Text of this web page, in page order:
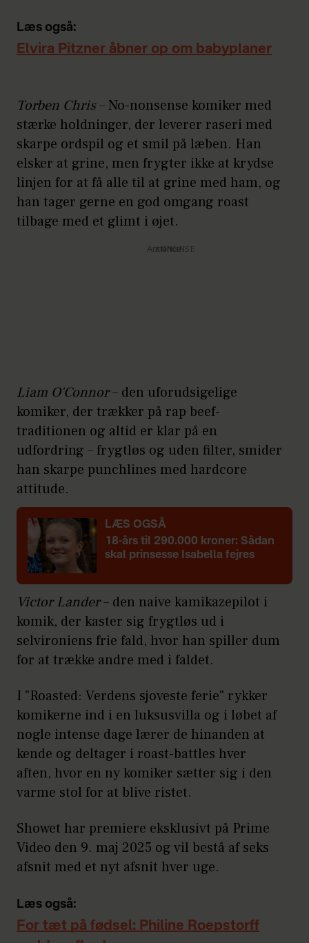
Læs også:
Elvira Pitzner åbner op om babyplaner
Torben Chris– No-nonsense komiker med
stærke holdninger, der leverer raseri med
skarpe ordspil og et smil på læben. Han
elsker at grine, men frygter ikke at krydse
linjen for at få alle til at grine med ham, og
han tager gerne en god omgang roast
tilbage med et glimt i øjet.
Annonce
Liam O'Connor– den uforudsigelige
komiker, der trækker på rap beef-
traditionen og altid er klar på en
udfordring – frygtløs og uden filter, smider
han skarpe punchlines med hardcore
attitude.
LÆS OGSÅ
18-års til 290.000 kroner: Sådan
skal prinsesse Isabella fejres
Victor Lander– den naive kamikazepilot i
komik, der kaster sig frygtløs ud i
selvironiens frie fald, hvor han spiller dum
for at trække andre med i faldet.
I "Roasted: Verdens sjoveste ferie" rykker
komikerne ind i en luksusvilla og i løbet af
nogle intense dage lærer de hinanden at
kende og deltager i roast-battles hver
aften, hvor en ny komiker sætter sig i den
varme stol for at blive ristet.
Showet har premiere eksklusivt på Prime
Video den 9. maj 2025 og vil bestå af seks
afsnit med et nyt afsnit hver uge.
Læs også:
For tæt på fødsel: Philine Roepstorff